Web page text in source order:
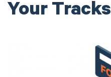
Your Tracks